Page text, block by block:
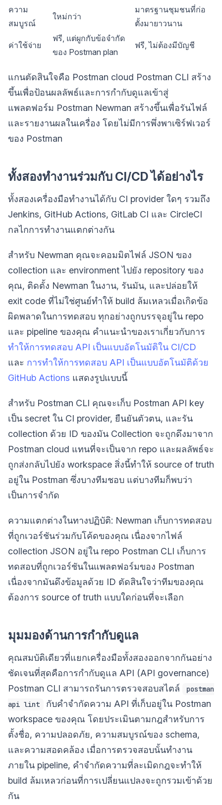
ความ
สมบูรณ์
ใหม่กว่า
มาตรฐานชุมชนที่ก่อ
ตั้งมายาวนาน
ค่าใช้จ่าย
ฟรี, แต่ผูกกับข้อจำกัด
ของ Postman plan
ฟรี, ไม่ต้องมีบัญชี
แกนตัดสินใจคือ Postman cloud Postman CLI สร้าง
ขึ้นเพื่อป้อนผลลัพธ์และการกำกับดูแลเข้าสู่
แพลตฟอร์ม Postman Newman สร้างขึ้นเพื่อรันไฟล์
และรายงานผลในเครื่อง โดยไม่มีการพึ่งพาเซิร์ฟเวอร์
ของ Postman
ทั้งสองทำงานร่วมกับ CI/CD ได้อย่างไร
ทั้งสองเครื่องมือทำงานได้กับ CI provider ใดๆ รวมถึง
Jenkins, GitHub Actions, GitLab CI และ CircleCI
กลไกการทำงานแตกต่างกัน
สำหรับ Newman คุณจะคอมมิตไฟล์ JSON ของ
collection และ environment ไปยัง repository ของ
คุณ, ติดตั้ง Newman ในงาน, รันมัน, และปล่อยให้
exit code ที่ไม่ใช่ศูนย์ทำให้ build ล้มเหลวเมื่อเกิดข้อ
ผิดพลาดในการทดสอบ ทุกอย่างถูกบรรจุอยู่ใน repo
และ pipeline ของคุณ คำแนะนำของเราเกี่ยวกับการ
ทำให้การทดสอบ API เป็นแบบอัตโนมัติใน CI/CD
และ การทำให้การทดสอบ API เป็นแบบอัตโนมัติด้วย
GitHub Actions แสดงรูปแบบนี้
สำหรับ Postman CLI คุณจะเก็บ Postman API key
เป็น secret ใน CI provider, ยืนยันตัวตน, และรัน
collection ด้วย ID ของมัน Collection จะถูกดึงมาจาก
Postman cloud แทนที่จะเป็นจาก repo และผลลัพธ์จะ
ถูกส่งกลับไปยัง workspace สิ่งนี้ทำให้ source of truth
อยู่ใน Postman ซึ่งบางทีมชอบ แต่บางทีมก็พบว่า
เป็นการจำกัด
ความแตกต่างในทางปฏิบัติ: Newman เก็บการทดสอบ
ที่ถูกเวอร์ชันร่วมกับโค้ดของคุณ เนื่องจากไฟล์
collection JSON อยู่ใน repo Postman CLI เก็บการ
ทดสอบที่ถูกเวอร์ชันในแพลตฟอร์มของ Postman
เนื่องจากมันดึงข้อมูลด้วย ID ตัดสินใจว่าทีมของคุณ
ต้องการ source of truth แบบใดก่อนที่จะเลือก
มุมมองด้านการกำกับดูแล
คุณสมบัติเดียวที่แยกเครื่องมือทั้งสองออกจากกันอย่าง
ชัดเจนที่สุดคือการกำกับดูแล API (API governance)
Postman CLI สามารถรันการตรวจสอบสไตล์
postman
api lint
กับคำจำกัดความ API ที่เก็บอยู่ใน Postman
workspace ของคุณ โดยประเมินตามกฎสำหรับการ
ตั้งชื่อ, ความปลอดภัย, ความสมบูรณ์ของ schema,
และความสอดคล้อง เมื่อการตรวจสอบนั้นทำงาน
ภายใน pipeline, คำจำกัดความที่ละเมิดกฎจะทำให้
build ล้มเหลวก่อนที่การเปลี่ยนแปลงจะถูกรวมเข้าด้วย
กัน